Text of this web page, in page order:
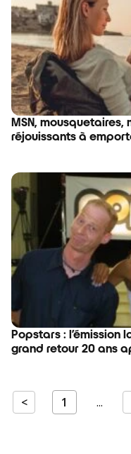
MSN,
réjouissants à
Popstars : l’émission
grand retour 20 ans
< 1 ...